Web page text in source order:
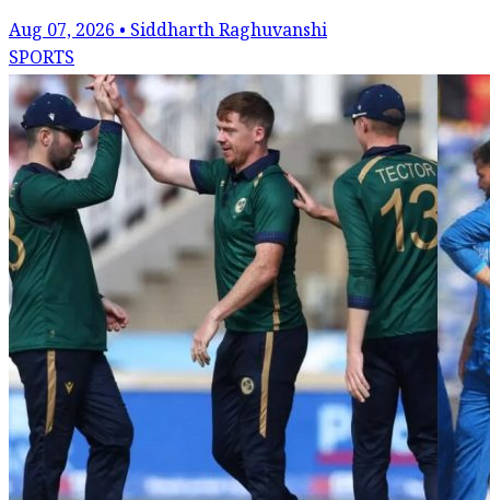
Aug 07, 2026 • Siddharth Raghuvanshi
SPORTS